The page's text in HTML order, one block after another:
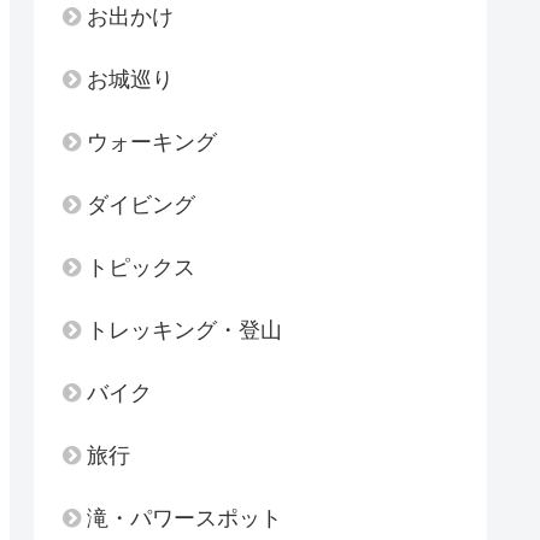
お出かけ
お城巡り
ウォーキング
ダイビング
トピックス
トレッキング・登山
バイク
旅行
滝・パワースポット